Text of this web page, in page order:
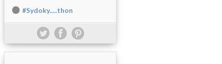
#Sydoky.....thon